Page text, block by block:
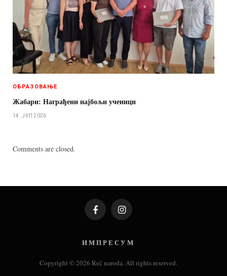
ОБРАЗОВАЊЕ
Жабари: Награђени најбољи ученици
14. ЈУЛ 2026.
Comments are closed.
FacebookInstagram
И М П Р Е С У М
Copyright © 2026 Reč naroda. All rights reserved.